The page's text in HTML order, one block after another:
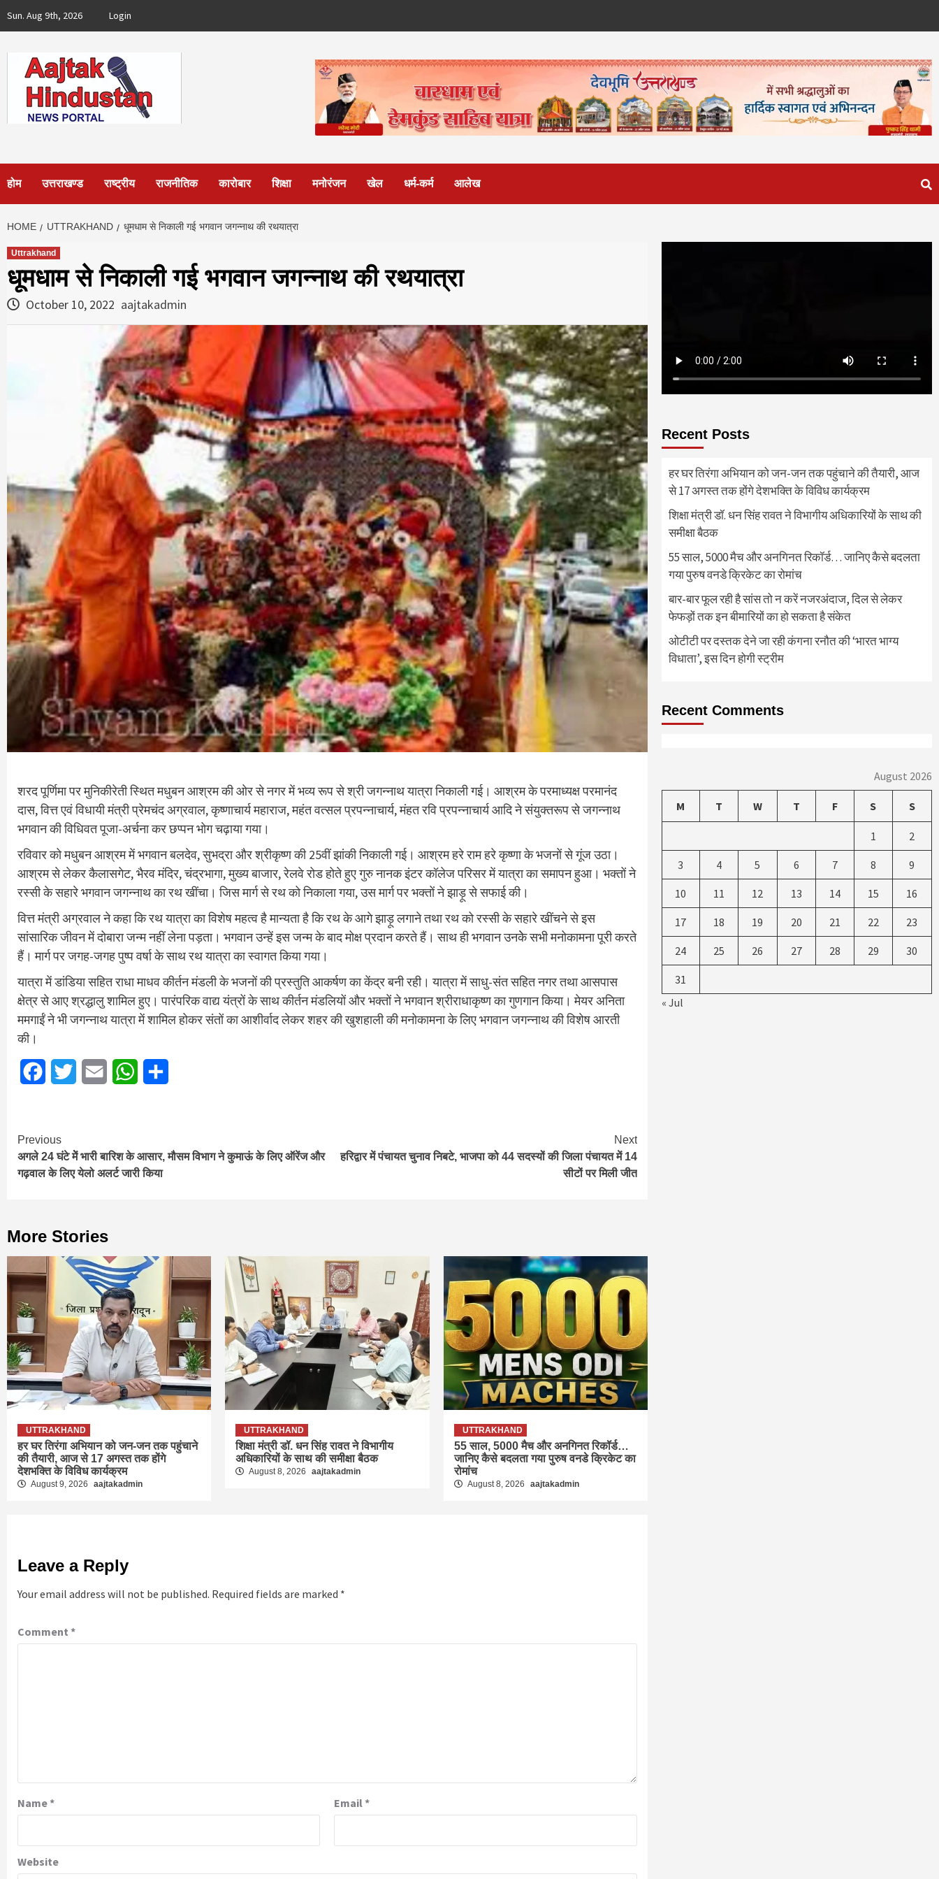
Sun. Aug 9th, 2026 Login
होम उत्तराखण्ड राष्ट्रीय राजनीतिक कारोबार शिक्षा मनोरंजन खेल धर्म-कर्म आलेख
HOME UTTRAKHAND धूमधाम से निकाली गई भगवान जगन्नाथ की रथयात्रा
Uttrakhand
धूमधाम से निकाली गई भगवान जगन्नाथ की रथयात्रा
October 10, 2022 aajtakadmin
शरद पूर्णिमा पर मुनिकीरेती स्थित मधुबन आश्रम की ओर से नगर में भव्य रूप से श्री जगन्नाथ यात्रा निकाली गई। आश्रम के परमाध्यक्ष परमानंद
दास, वित्त एवं विधायी मंत्री प्रेमचंद अग्रवाल, कृष्णाचार्य महाराज, महंत वत्सल प्रपन्नाचार्य, मंहत रवि प्रपन्नाचार्य आदि ने संयुक्तरूप से जगन्नाथ
भगवान की विधिवत पूजा-अर्चना कर छप्पन भोग चढ़ाया गया।
रविवार को मधुबन आश्रम में भगवान बलदेव, सुभद्रा और श्रीकृष्ण की 25वीं झांकी निकाली गई। आश्रम हरे राम हरे कृष्णा के भजनों से गूंज उठा।
आश्रम से लेकर कैलासगेट, भैरव मंदिर, चंद्रभागा, मुख्य बाजार, रेलवे रोड होते हुए गुरु नानक इंटर कॉलेज परिसर में यात्रा का समापन हुआ। भक्तों ने
रस्सी के सहारे भगवान जगन्नाथ का रथ खींचा। जिस मार्ग से रथ को निकाला गया, उस मार्ग पर भक्तों ने झाड़ू से सफाई की।
वित्त मंत्री अग्रवाल ने कहा कि रथ यात्रा का विशेष महत्व है मान्यता है कि रथ के आगे झाड़ू लगाने तथा रथ को रस्सी के सहारे खींचने से इस
सांसारिक जीवन में दोबारा जन्म नहीं लेना पड़ता। भगवान उन्हें इस जन्म के बाद मोक्ष प्रदान करते हैं। साथ ही भगवान उनकेे सभी मनोकामना पूरी करते
हैं। मार्ग पर जगह-जगह पुष्प वर्षा के साथ रथ यात्रा का स्वागत किया गया।
यात्रा में डांडिया सहित राधा माधव कीर्तन मंडली के भजनों की प्रस्तुति आकर्षण का केंद्र बनी रही। यात्रा में साधु-संत सहित नगर तथा आसपास
क्षेत्र से आए श्रद्धालु शामिल हुए। पारंपरिक वाद्य यंत्रों के साथ कीर्तन मंडलियों और भक्तों ने भगवान श्रीराधाकृष्ण का गुणगान किया। मेयर अनिता
ममगाईं ने भी जगन्नाथ यात्रा में शामिल होकर संतों का आशीर्वाद लेकर शहर की खुशहाली की मनोकामना के लिए भगवान जगन्नाथ की विशेष आरती
की।
FacebookTwitter Email WhatsApp
Continue
Reading
Previous
अगले 24 घंटे मेें भारी बारिश के आसार, मौसम विभाग ने कुमाऊं के लिए ऑरेंज और
गढ़वाल के लिए येलो अलर्ट जारी किया
Next
हरिद्वार में पंचायत चुनाव निबटे, भाजपा को 44 सदस्यों की जिला पंचायत में 14
सीटों पर मिली जीत
More Stories
UTTRAKHAND
हर घर तिरंगा अभियान को जन-जन तक पहुंचाने
की तैयारी, आज से 17 अगस्त तक होंगे
देशभक्ति के विविध कार्यक्रम
August 9, 2026 aajtakadmin
UTTRAKHAND
शिक्षा मंत्री डॉ. धन सिंह रावत ने विभागीय
अधिकारियों के साथ की समीक्षा बैठक
August 8, 2026 aajtakadmin
UTTRAKHAND
55 साल, 5000 मैच और अनगिनत रिकॉर्ड…
जानिए कैसे बदलता गया पुरुष वनडे क्रिकेट का
रोमांच
August 8, 2026 aajtakadmin
Leave a Reply
Your email address will not be published. Required fields are marked *
Comment *
Name* Email*
Website
Recent Posts
हर घर तिरंगा अभियान को जन-जन तक पहुंचाने की तैयारी, आज
से 17 अगस्त तक होंगे देशभक्ति के विविध कार्यक्रम
शिक्षा मंत्री डॉ. धन सिंह रावत ने विभागीय अधिकारियों के साथ की
समीक्षा बैठक
55 साल, 5000 मैच और अनगिनत रिकॉर्ड… जानिए कैसे बदलता
गया पुरुष वनडे क्रिकेट का रोमांच
बार-बार फूल रही है सांस तो न करें नजरअंदाज, दिल से लेकर
फेफड़ों तक इन बीमारियों का हो सकता है संकेत
ओटीटी पर दस्तक देने जा रही कंगना रनौत की ‘भारत भाग्य
विधाता’, इस दिन होगी स्ट्रीम
Recent Comments
August 2026
M T W T F S S
1 2
3 4 5 6 7 8 9
10 11 12 13 14 15 16
17 18 19 20 21 22 23
24 25 26 27 28 29 30
31
« Jul